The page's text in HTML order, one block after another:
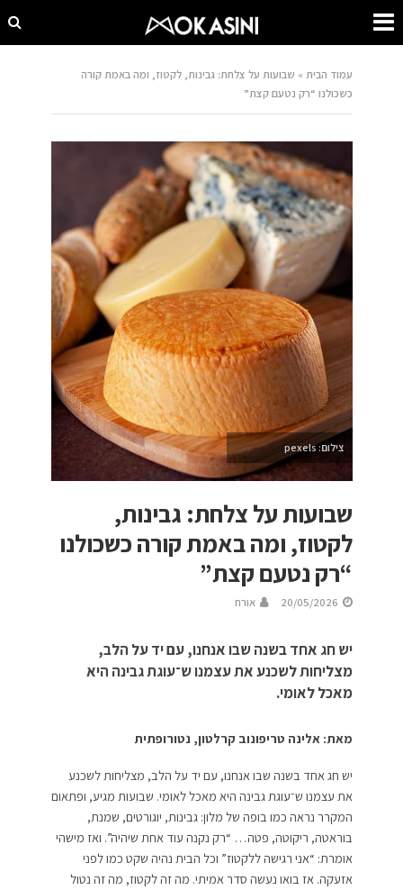
עמוד הבית » שבועות על צלחת: גבינות, לקטוז, ומה באמת קורה
כשכולנו “רק נטעם קצת”
צילום: pexels
שבועות על צלחת: גבינות,
לקטוז, ומה באמת קורה כשכולנו
“רק נטעם קצת”
20/05/2026 אורח
יש חג אחד בשנה שבו אנחנו, עם יד על הלב,
מצליחות לשכנע את עצמנו ש־עוגת גבינה היא
מאכל לאומי.
מאת: אלינה טריפונוב קרלטון, נטורופתית
יש חג אחד בשנה שבו אנחנו, עם יד על הלב, מצליחות לשכנע
את עצמנו ש־עוגת גבינה היא מאכל לאומי. שבועות מגיע, ופתאום
המקרר נראה כמו בופה של מלון: גבינות, יוגורטים, שמנת,
בוראטה, ריקוטה, פטה… “רק נקנה עוד אחת שיהיה”. ואז מישהי
אומרת: “אני רגישה ללקטוז” וכל הבית נהיה שקט כמו לפני
אזעקה.אז בואו נעשה סדר אמיתי. מה זה לקטוז, מה זה נטול